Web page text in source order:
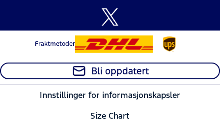
Fraktmetoder
Bli oppdatert
Innstillinger for informasjonskapsler
Size Chart